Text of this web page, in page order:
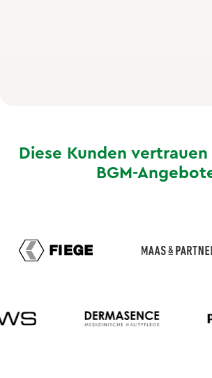
Diese Kunden
BGM-